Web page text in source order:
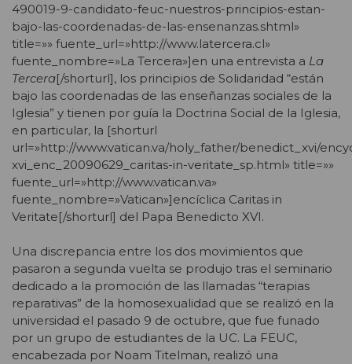
490019-9-candidato-feuc-nuestros-principios-estan-
bajo-las-coordenadas-de-las-ensenanzas.shtml»
title=»» fuente_url=»http://www.latercera.cl»
fuente_nombre=»La Tercera»]en una entrevista a La
Tercera[/shorturl], los principios de Solidaridad “están
bajo las coordenadas de las enseñanzas sociales de la
Iglesia” y tienen por guía la Doctrina Social de la Iglesia,
en particular, la [shorturl
url=»http://www.vatican.va/holy_father/benedict_xvi/
xvi_enc_20090629_caritas-in-veritate_sp.html» title=»»
fuente_url=»http://www.vatican.va»
fuente_nombre=»Vatican»]encíclica Caritas in
Veritate[/shorturl] del Papa Benedicto XVI.
Una discrepancia entre los dos movimientos que
pasaron a segunda vuelta se produjo tras el seminario
dedicado a la promoción de las llamadas “terapias
reparativas” de la homosexualidad que se realizó en la
universidad el pasado 9 de octubre, que fue funado
por un grupo de estudiantes de la UC. La FEUC,
encabezada por Noam Titelman, realizó una